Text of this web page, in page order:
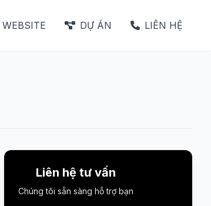
WEBSITE DỰ ÁN LIÊN HỆ
Liên hệ tư vấn
Chúng tôi sẵn sàng hỗ trợ bạn